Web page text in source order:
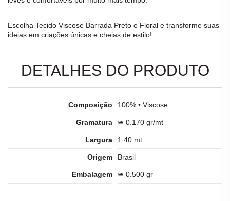
Escolha Tecido Viscose Barrada Preto e Floral e transforme suas
ideias em criações únicas e cheias de estilo!
DETALHES DO PRODUTO
Composição 100% • Viscose
Gramatura ≅ 0.170 gr/mt
Largura 1.40 mt
Origem Brasil
Embalagem ≅ 0.500 gr